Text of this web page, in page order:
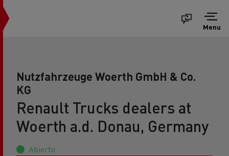
Menu
Nutzfahrzeuge Woerth GmbH & Co.
KG
Renault Trucks dealers at
Woerth a.d. Donau, Germany
Abierto